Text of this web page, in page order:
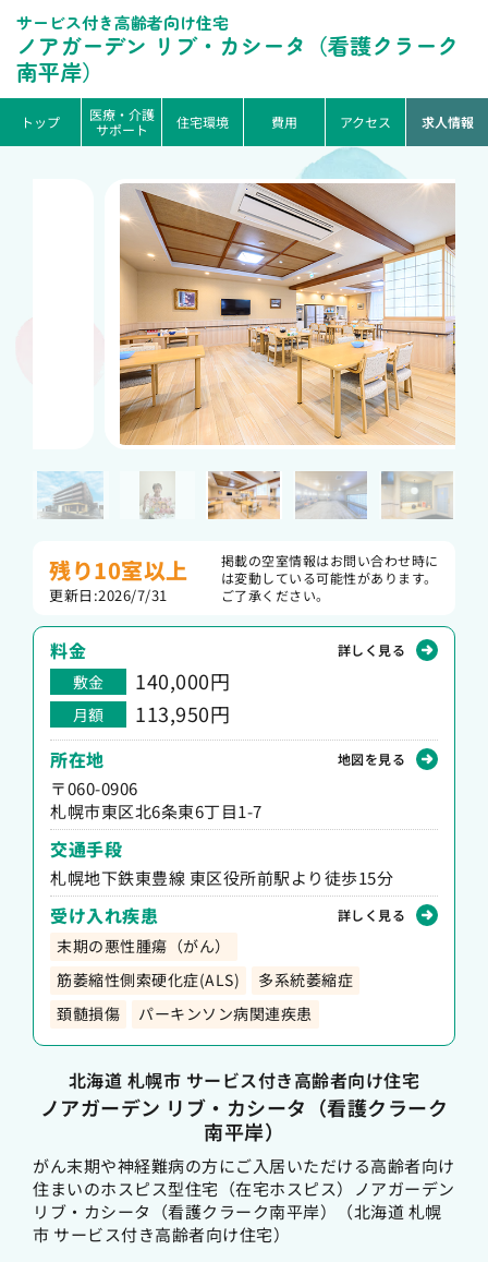
サービス付き高齢者向け住宅
ノアガーデン リブ・カシータ（看護クラーク
南平岸）
トップ
医療・介護
サポート
住宅環境 費用 アクセス 求人情報
北海道 札幌市 サービス付き高齢者向け住宅
ノアガーデン リブ・カシータ（看護クラーク
南平岸）
残り10室以上
更新日:2026/7/31
掲載の空室情報はお問い合わせ時に
は変動している可能性があります。
ご了承ください。
料金 詳しく見る
敷金 140,000円
月額 113,950円
所在地 地図を見る
〒060-0906
札幌市東区北6条東6丁目1-7
交通手段
札幌地下鉄東豊線 東区役所前駅より徒歩15分
受け入れ疾患 詳しく見る
末期の悪性腫瘍（がん）
筋萎縮性側索硬化症(ALS)
多系統萎縮症
頚髄損傷
パーキンソン病関連疾患
がん末期や神経難病の方にご入居いただける高齢者向け
住まいのホスピス型住宅（在宅ホスピス）ノアガーデン
リブ・カシータ（看護クラーク南平岸）（北海道 札幌
市 サービス付き高齢者向け住宅）